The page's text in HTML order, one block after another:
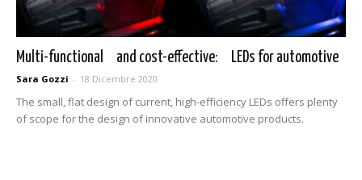
Multi-functional and cost-effective: LEDs for automotive
Sara Gozzi - 18 Dicembre 2020
The small, flat design of current, high-efficiency LEDs offers plenty
of scope for the design of innovative automotive products.